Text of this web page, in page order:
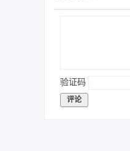
验证码
评论